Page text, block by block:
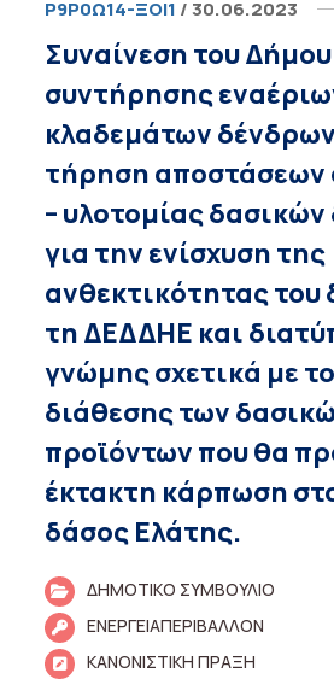
Ρ9Ρ0Ω14-ΞΟΙ1 / 30.06.2023
Συναίνεση του
συντήρησης
κλαδεμάτων
τήρηση αποστάσεων
– υλοτομίας
για την ενίσχυση της
ανθεκτικότητας του
τη ΔΕΔΔΗΕ και
γνώμης σχετικά με
διάθεσης των
προϊόντων που θα
έκτακτη κάρπωση
δάσος Ελάτης.
ΔΗΜΟΤΙΚΟ ΣΥΜΒΟΥΛΙΟ
ΕΝΕΡΓΕΙΑΠΕΡΙΒΑΛΛΟΝ
ΚΑΝΟΝΙΣΤΙΚΗ ΠΡΑΞΗ